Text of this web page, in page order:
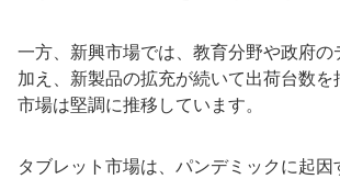
一方、新興市場では、教育分野や政府の
加え、新製品の拡充が続いて出荷台数を
市場は堅調に推移しています。
タブレット市場は、パンデミックに起